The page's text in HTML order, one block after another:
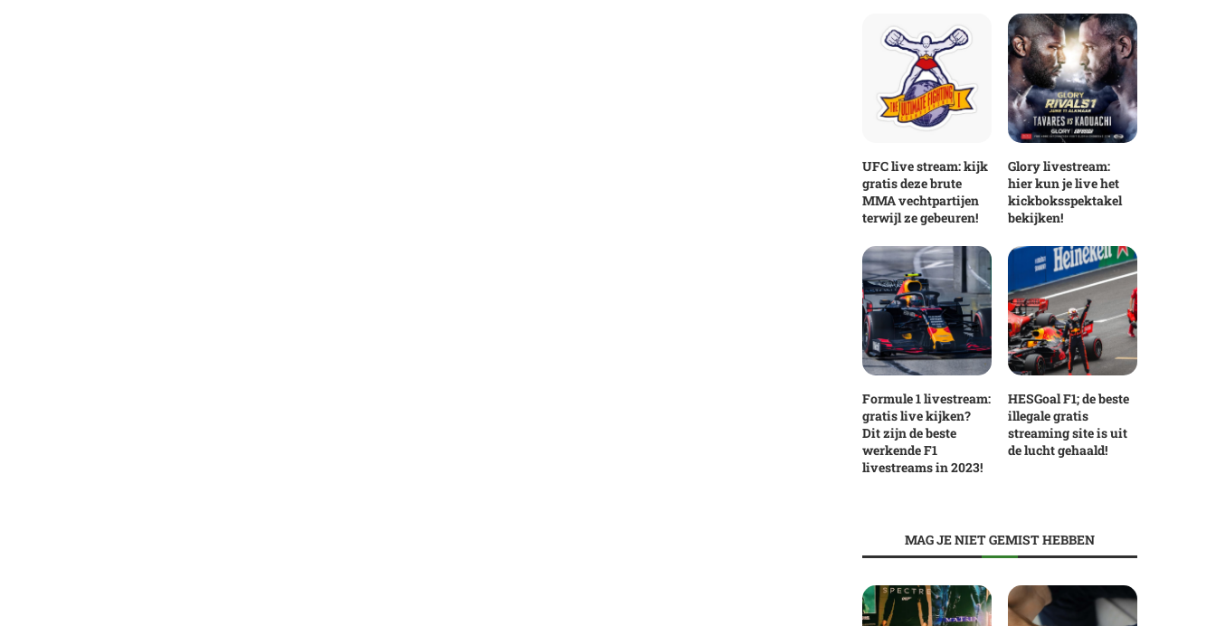
UFC live stream: kijk
gratis deze brute
MMA vechtpartijen
terwijl ze gebeuren!
Glory livestream:
hier kun je live het
kickboksspektakel
bekijken!
Formule 1 livestream:
gratis live kijken?
Dit zijn de beste
werkende F1
livestreams in 2023!
HESGoal F1; de beste
illegale gratis
streaming site is uit
de lucht gehaald!
MAG JE NIET GEMIST HEBBEN